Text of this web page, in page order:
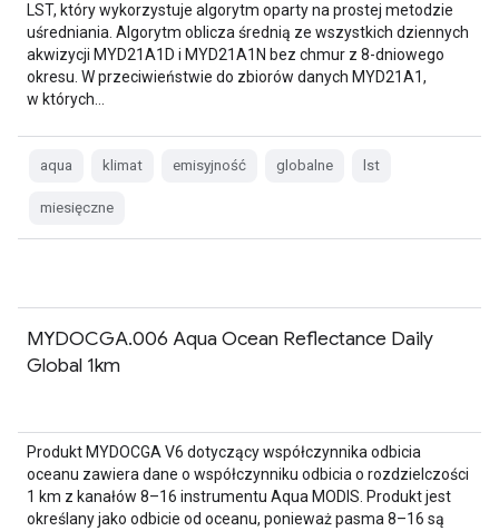
LST, który wykorzystuje algorytm oparty na prostej metodzie
uśredniania. Algorytm oblicza średnią ze wszystkich dziennych
akwizycji MYD21A1D i MYD21A1N bez chmur z 8-dniowego
okresu. W przeciwieństwie do zbiorów danych MYD21A1,
w których…
aqua klimat emisyjność globalne lst
miesięczne
MYDOCGA.006 Aqua Ocean Reflectance Daily
Global 1km
Produkt MYDOCGA V6 dotyczący współczynnika odbicia
oceanu zawiera dane o współczynniku odbicia o rozdzielczości
1 km z kanałów 8–16 instrumentu Aqua MODIS. Produkt jest
określany jako odbicie od oceanu, ponieważ pasma 8–16 są